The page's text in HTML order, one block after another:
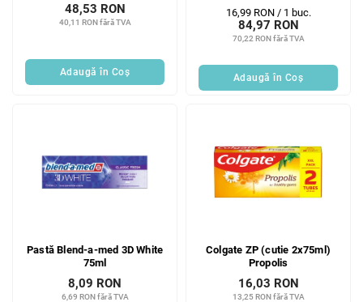
40,11 RON fără TVA
48,53 RON
Adaugă în Coş
70,22 RON fără TVA
84,97 RON
Evaluare
preţ:
16,99 RON / 1 buc.
Adaugă în Coş
Pastă Blend-a-med 3D White
75ml
6,69 RON fără TVA
8,09 RON
Colgate ZP (cutie 2x75ml)
Propolis
13,25 RON fără TVA
16,03 RON